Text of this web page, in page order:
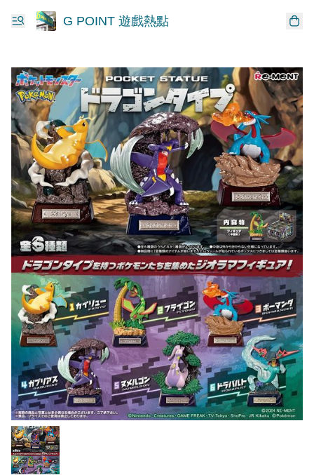
G POINT 遊戲熱點